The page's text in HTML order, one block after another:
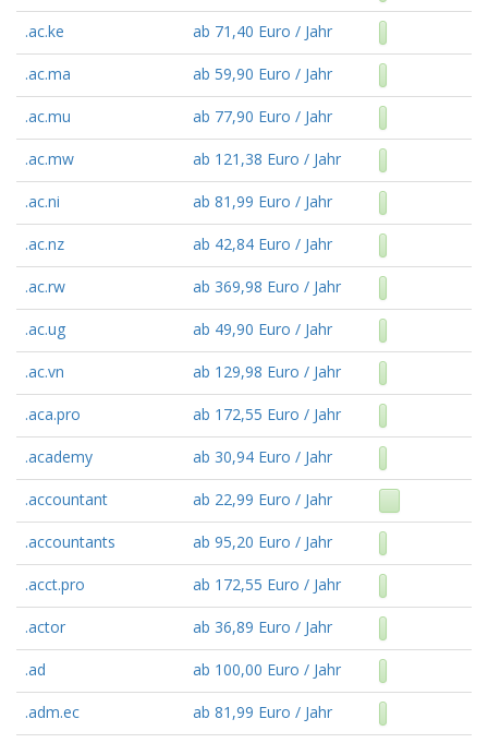
.ac.ke ab 71,40 Euro / Jahr
.ac.ma ab 59,90 Euro / Jahr
.ac.mu ab 77,90 Euro / Jahr
.ac.mw ab 121,38 Euro / Jahr
.ac.ni ab 81,99 Euro / Jahr
.ac.nz ab 42,84 Euro / Jahr
.ac.rw ab 369,98 Euro / Jahr
.ac.ug ab 49,90 Euro / Jahr
.ac.vn ab 129,98 Euro / Jahr
.aca.pro ab 172,55 Euro / Jahr
.academy ab 30,94 Euro / Jahr
.accountant ab 22,99 Euro / Jahr
.accountants ab 95,20 Euro / Jahr
.acct.pro ab 172,55 Euro / Jahr
.actor ab 36,89 Euro / Jahr
.ad ab 100,00 Euro / Jahr
.adm.ec ab 81,99 Euro / Jahr